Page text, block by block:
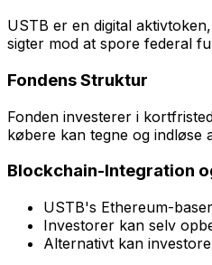
USTB er en digital
sigter mod at spore federal
Fondens Struktur
Fonden investerer i
købere kan tegne og indløse
Blockchain-Integration
USTB's Ethereum-
Investorer kan selv
Alternativt kan